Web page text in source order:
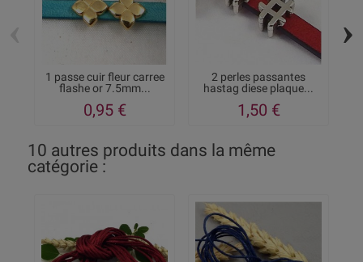
1 passe cuir fleur carree
flashe or 7.5mm...
0,95 €
2 perles passantes
hastag diese plaque...
1,50 €
›
10 autres produits dans la même
catégorie :